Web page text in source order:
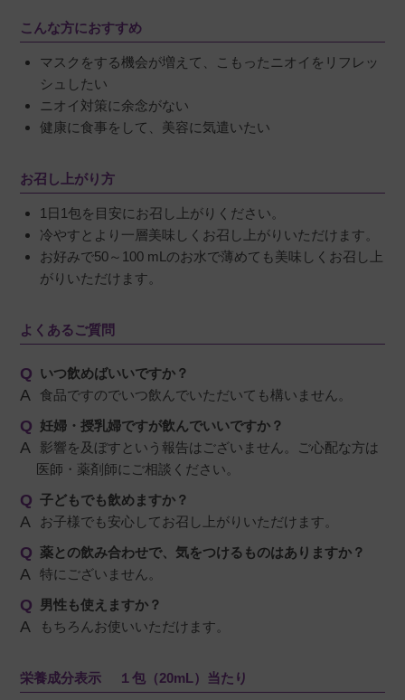
こんな方におすすめ
マスクをする機会が増えて、こもったニオイをリフレッ
シュしたい
ニオイ対策に余念がない
健康に食事をして、美容に気遣いたい
お召し上がり方
1日1包を目安にお召し上がりください。
冷やすとより一層美味しくお召し上がりいただけます。
お好みで50～100 mLのお水で薄めても美味しくお召し上
がりいただけます。
よくあるご質問
いつ飲めばいいですか？
食品ですのでいつ飲んでいただいても構いません。
妊婦・授乳婦ですが飲んでいいですか？
影響を及ぼすという報告はございません。ご心配な方は
医師・薬剤師にご相談ください。
子どもでも飲めますか？
お子様でも安心してお召し上がりいただけます。
薬との飲み合わせで、気をつけるものはありますか？
特にございません。
男性も使えますか？
もちろんお使いいただけます。
栄養成分表示 １包（20mL）当たり